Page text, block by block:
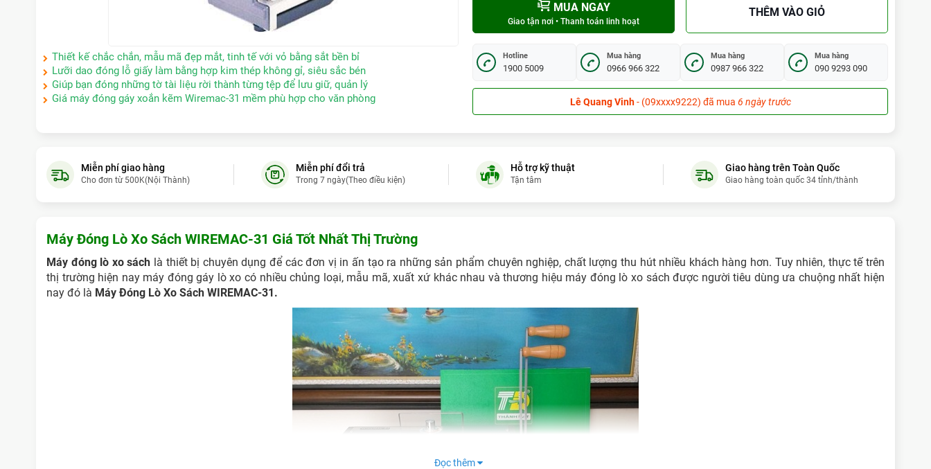
Thiết kế chắc chắn, mẫu mã đẹp mắt, tinh tế với vỏ bằng sắt bền bỉ
Lưỡi dao đóng lỗ giấy làm bằng hợp kim thép không gỉ, siêu sắc bén
Giúp bạn đóng những tờ tài liệu rời thành từng tệp để lưu giữ, quản lý
Giá máy đóng gáy xoắn kẽm Wiremac-31 mềm phù hợp cho văn phòng
MUA NGAY
Giao tận nơi • Thanh toán linh hoạt
THÊM VÀO GIỎ
Hotline
1900 5009
Mua hàng
0966 966 322
Mua hàng
0987 966 322
Mua hàng
090 9293 090
Hứa Văn Khánh- (09xxxx7061) đã mua7 giờ trước (03:41:55)
Hùynh Văn Thiện Thanh - (09xxxx4145) đã mua2 giờ trước (22:41:55)
Hoàng Sơn- (09xxxx8492) đã mua2 ngày trước
- (09xxxx8750) đã mua
Lê Quang Vinh- (09xxxx9222) đã mua
Miễn phí giao hàng
Cho đơn từ 500K(Nội Thành)
Miễn phí đổi trả
Trong 7 ngày(Theo điều kiện)
Hỗ trợ kỹ thuật
Tận tâm
Giao hàng trên Toàn Quốc
Giao hàng toàn quốc 34 tỉnh/thành
Máy Đóng Lò Xo Sách WIREMAC-31 Giá Tốt Nhất Thị Trường
Máy đóng lò xo sách là thiết bị chuyên dụng để các đơn vị in ấn tạo ra những sản phẩm chuyên nghiệp, chất lượng thu hút nhiều khách hàng hơn. Tuy nhiên, thực tế trên
thị trường hiện nay máy đóng gáy lò xo có nhiều chủng loại, mẫu mã, xuất xứ khác nhau và thương hiệu máy đóng lò xo sách được người tiêu dùng ưa chuộng nhất hiện
nay đó là Máy Đóng Lò Xo Sách WIREMAC-31.
Đọc thêm